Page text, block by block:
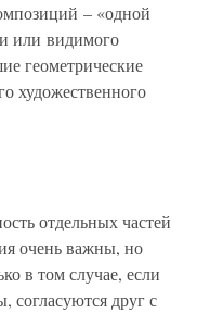
– «одной
или видимого
геометрические
художественного
отдельных частей
очень важны, но
в том случае, если
согласуются друг с